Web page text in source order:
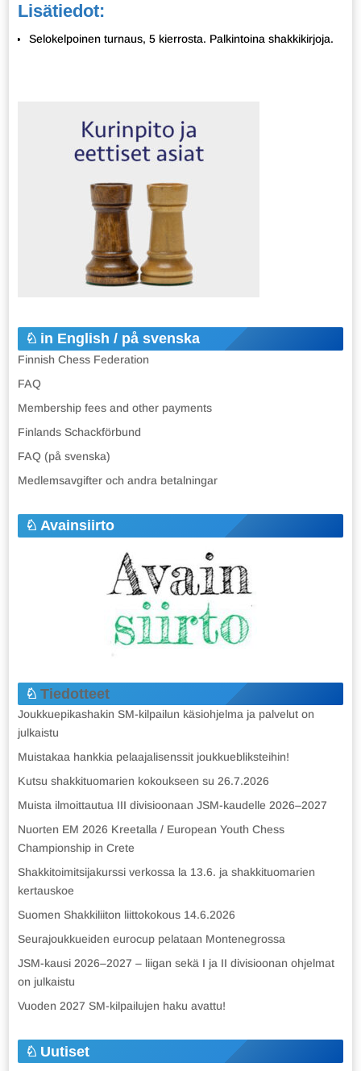
Lisätiedot:
Selokelpoinen turnaus, 5 kierrosta. Palkintoina shakkikirjoja.
in English / på svenska
Finnish Chess Federation
FAQ
Membership fees and other payments
Finlands Schackförbund
FAQ (på svenska)
Medlemsavgifter och andra betalningar
Avainsiirto
Tiedotteet
Joukkuepikashakin SM-kilpailun käsiohjelma ja palvelut on
julkaistu
Muistakaa hankkia pelaajalisenssit joukkuebliksteihin!
Kutsu shakkituomarien kokoukseen su 26.7.2026
Muista ilmoittautua III divisioonaan JSM-kaudelle 2026–2027
Nuorten EM 2026 Kreetalla / European Youth Chess
Championship in Crete
Shakkitoimitsijakurssi verkossa la 13.6. ja shakkituomarien
kertauskoe
Suomen Shakkiliiton liittokokous 14.6.2026
Seurajoukkueiden eurocup pelataan Montenegrossa
JSM-kausi 2026–2027 – liigan sekä I ja II divisioonan ohjelmat
on julkaistu
Vuoden 2027 SM-kilpailujen haku avattu!
Uutiset